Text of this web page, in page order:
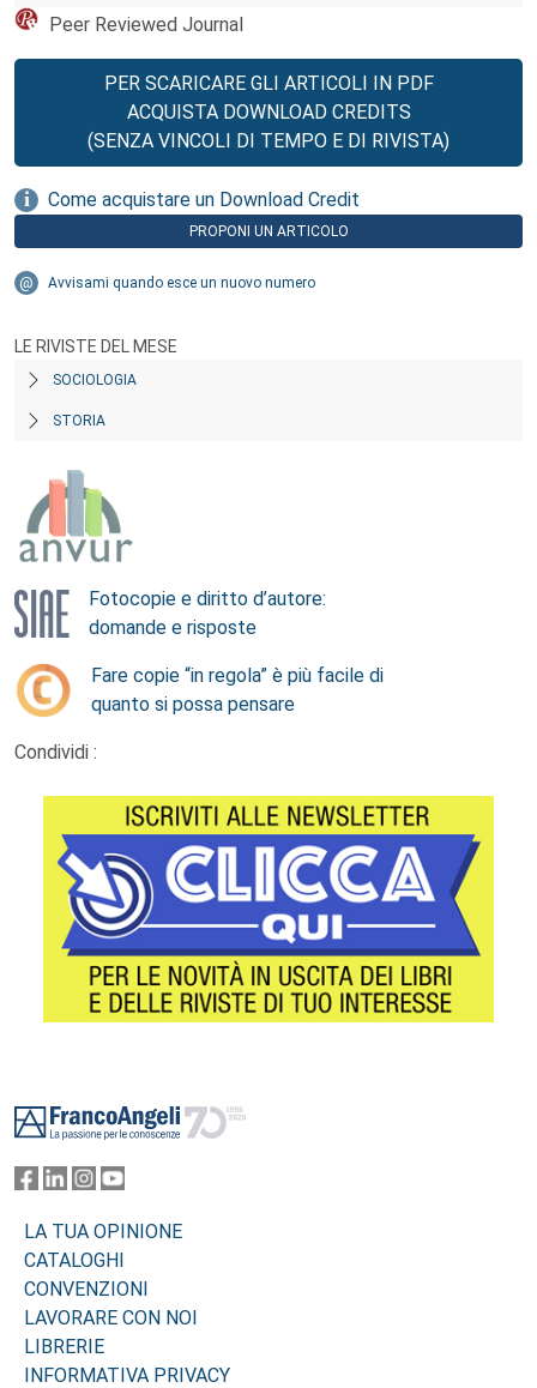
Peer Reviewed Journal
PER SCARICARE GLI ARTICOLI IN PDF
ACQUISTA DOWNLOAD CREDITS
(SENZA VINCOLI DI TEMPO E DI RIVISTA)
Come acquistare un Download Credit
PROPONI UN ARTICOLO
Avvisami quando esce un nuovo numero
LE RIVISTE DEL MESE
SOCIOLOGIA
STORIA
Fotocopie e diritto d’autore:
domande e risposte
Fare copie “in regola” è più facile di
quanto si possa pensare
Condividi :
LA TUA OPINIONE
CATALOGHI
CONVENZIONI
LAVORARE CON NOI
LIBRERIE
INFORMATIVA PRIVACY